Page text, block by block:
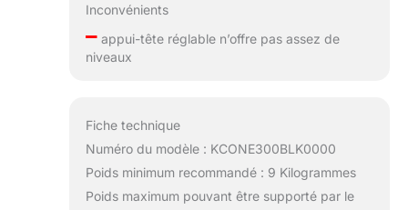
Inconvénients
–appui-tête réglable n’offre pas assez de
niveaux
Fiche technique
Numéro du modèle : KCONE300BLK0000
Poids minimum recommandé : 9 Kilogrammes
Poids maximum pouvant être supporté par le